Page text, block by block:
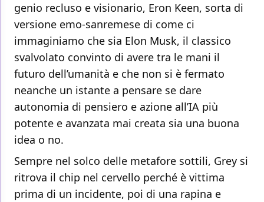
genio recluso e visionario, Eron Keen, sorta di
versione emo-sanremese di come ci
immaginiamo che sia Elon Musk, il classico
svalvolato convinto di avere tra le mani il
futuro dell’umanità e che non si è fermato
neanche un istante a pensare se dare
autonomia di pensiero e azione all’IA più
potente e avanzata mai creata sia una buona
idea o no.
Sempre nel solco delle metafore sottili, Grey si
ritrova il chip nel cervello perché è vittima
prima di un incidente, poi di una rapina e